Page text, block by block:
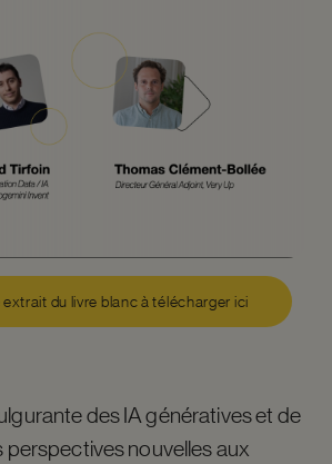
du livre blanc à télécharger ici
des IA génératives et de
perspectives nouvelles aux